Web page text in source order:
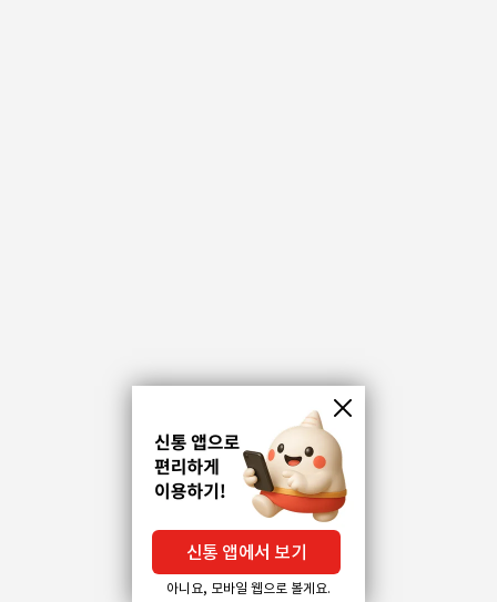
신통 앱에서 보기
아니요, 모바일 웹으로 볼게요.